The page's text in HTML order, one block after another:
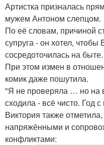
Артистка призналась
мужем Антоном слепцом.
По её словам, причиной
супруга - он хотел, чтобы
сосредоточилась на быте.
При этом измен в
комик даже пошутила.
"Я не проверяла … но на
сходила - всё чисто. Год
Виктория также
напряжёнными и
конфликтами: